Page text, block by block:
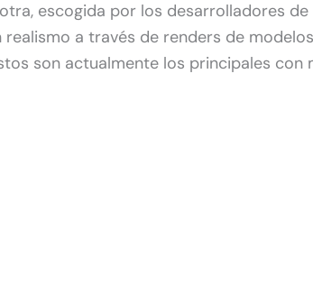
escogida por los desarrolladores de
realismo a través de renders de
son actualmente los principales con